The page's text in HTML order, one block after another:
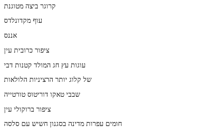
קרוגר ביצה מטוגנת
עוף מקדונלדס
אננס
ציפור כרובית עין
עוגות עץ חג המולד קטנות דבי
של קלוג יותר הרציניות הלולאות
שבבי טאקו דוריטוס טורטייה
ציפור ברוקולי עין
חומים עפרות מדינה בסגנון חשיש עם סלסה